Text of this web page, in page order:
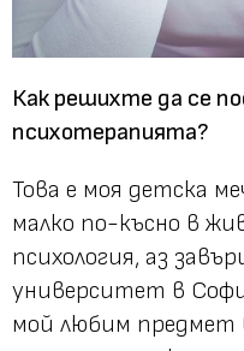
Как решихте да се
психотерапията?
Това е моя детска
малко по-късно в
психология, аз
университет в
мой любим предмет